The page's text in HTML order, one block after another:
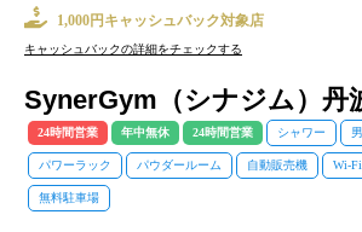
1,000円キャッシュバック対象店
キャッシュバックの詳細をチェックする
SynerGym（シナジム）丹
24時間営業 年中無休 24時間営業 シャワー
パワーラック パウダールーム 自動販売機 Wi-Fi
無料駐車場